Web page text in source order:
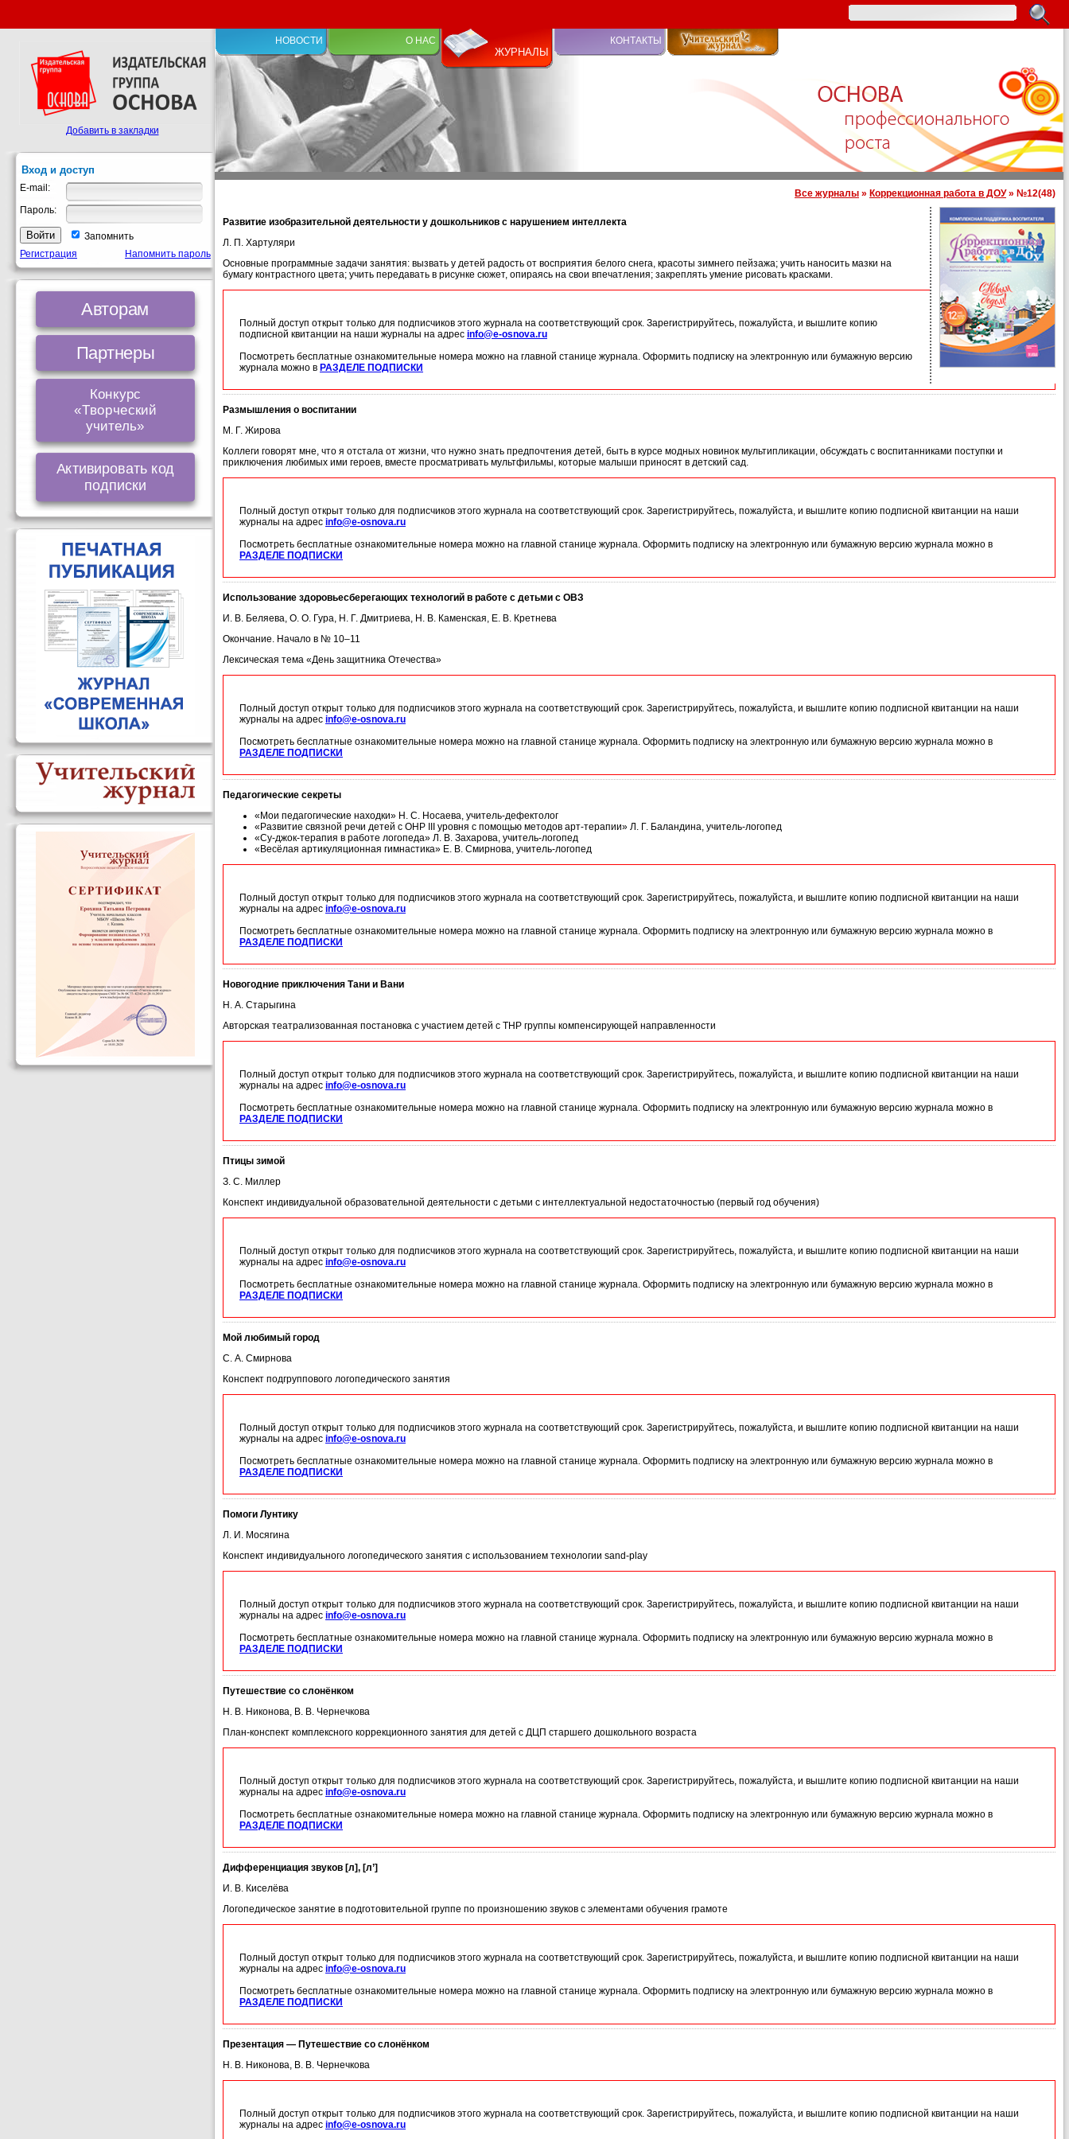
НОВОСТИ О НАС
ЖУРНАЛЫ
КОНТАКТЫ
Все журналы » Коррекционная работа в ДОУ» №12(48)
Развитие изобразительной деятельности у дошкольников с нарушением интеллекта
Л. П. Хартуляри
Основные программные задачи занятия: вызвать у детей радость от восприятия белого снега, красоты зимнего пейзажа; учить наносить мазки на
бумагу контрастного цвета; учить передавать в рисунке сюжет, опираясь на свои впечатления; закреплять умение рисовать красками.
Полный доступ открыт только для подписчиков этого журнала на соответствующий срок. Зарегистрируйтесь, пожалуйста, и вышлите копию
подписной квитанции на наши журналы на адрес info@e-osnova.ru
Посмотреть бесплатные ознакомительные номера можно на главной станице журнала. Оформить подписку на электронную или бумажную версию
журнала можно в РАЗДЕЛЕ ПОДПИСКИ
Размышления о воспитании
М. Г. Жирова
Коллеги говорят мне, что я отстала от жизни, что нужно знать предпочтения детей, быть в курсе модных новинок мультипликации, обсуждать с воспитанниками поступки и
приключения любимых ими героев, вместе просматривать мультфильмы, которые малыши приносят в детский сад.
Полный доступ открыт только для подписчиков этого журнала на соответствующий срок. Зарегистрируйтесь, пожалуйста, и вышлите копию подписной квитанции на наши
журналы на адрес info@e-osnova.ru
Посмотреть бесплатные ознакомительные номера можно на главной станице журнала. Оформить подписку на электронную или бумажную версию журнала можно в
РАЗДЕЛЕ ПОДПИСКИ
Использование здоровьесберегающих технологий в работе с детьми с ОВЗ
И. В. Беляева, О. О. Гура, Н. Г. Дмитриева, Н. В. Каменская, Е. В. Кретнева
Окончание. Начало в № 10–11
Лексическая тема «День защитника Отечества»
Полный доступ открыт только для подписчиков этого журнала на соответствующий срок. Зарегистрируйтесь, пожалуйста, и вышлите копию подписной квитанции на наши
журналы на адрес info@e-osnova.ru
Посмотреть бесплатные ознакомительные номера можно на главной станице журнала. Оформить подписку на электронную или бумажную версию журнала можно в
РАЗДЕЛЕ ПОДПИСКИ
Педагогические секреты
«Мои педагогические находки» Н. С. Носаева, учитель-дефектолог
«Развитие связной речи детей с ОНР III уровня с помощью методов арт-терапии» Л. Г. Баландина, учитель-логопед
«Су-джок-терапия в работе логопеда» Л. В. Захарова, учитель-логопед
«Весёлая артикуляционная гимнастика» Е. В. Смирнова, учитель-логопед
Полный доступ открыт только для подписчиков этого журнала на соответствующий срок. Зарегистрируйтесь, пожалуйста, и вышлите копию подписной квитанции на наши
журналы на адрес info@e-osnova.ru
Посмотреть бесплатные ознакомительные номера можно на главной станице журнала. Оформить подписку на электронную или бумажную версию журнала можно в
РАЗДЕЛЕ ПОДПИСКИ
Новогодние приключения Тани и Вани
Н. А. Старыгина
Авторская театрализованная постановка с участием детей с ТНР группы компенсирующей направленности
Полный доступ открыт только для подписчиков этого журнала на соответствующий срок. Зарегистрируйтесь, пожалуйста, и вышлите копию подписной квитанции на наши
журналы на адрес info@e-osnova.ru
Посмотреть бесплатные ознакомительные номера можно на главной станице журнала. Оформить подписку на электронную или бумажную версию журнала можно в
РАЗДЕЛЕ ПОДПИСКИ
Птицы зимой
З. С. Миллер
Конспект индивидуальной образовательной деятельности с детьми с интеллектуальной недостаточностью (первый год обучения)
Полный доступ открыт только для подписчиков этого журнала на соответствующий срок. Зарегистрируйтесь, пожалуйста, и вышлите копию подписной квитанции на наши
журналы на адрес info@e-osnova.ru
Посмотреть бесплатные ознакомительные номера можно на главной станице журнала. Оформить подписку на электронную или бумажную версию журнала можно в
РАЗДЕЛЕ ПОДПИСКИ
Мой любимый город
С. А. Смирнова
Конспект подгруппового логопедического занятия
Полный доступ открыт только для подписчиков этого журнала на соответствующий срок. Зарегистрируйтесь, пожалуйста, и вышлите копию подписной квитанции на наши
журналы на адрес info@e-osnova.ru
Посмотреть бесплатные ознакомительные номера можно на главной станице журнала. Оформить подписку на электронную или бумажную версию журнала можно в
РАЗДЕЛЕ ПОДПИСКИ
Помоги Лунтику
Л. И. Мосягина
Конспект индивидуального логопедического занятия с использованием технологии sand-play
Полный доступ открыт только для подписчиков этого журнала на соответствующий срок. Зарегистрируйтесь, пожалуйста, и вышлите копию подписной квитанции на наши
журналы на адрес info@e-osnova.ru
Посмотреть бесплатные ознакомительные номера можно на главной станице журнала. Оформить подписку на электронную или бумажную версию журнала можно в
РАЗДЕЛЕ ПОДПИСКИ
Путешествие со слонёнком
Н. В. Никонова, В. В. Чернечкова
План-конспект комплексного коррекционного занятия для детей с ДЦП старшего дошкольного возраста
Полный доступ открыт только для подписчиков этого журнала на соответствующий срок. Зарегистрируйтесь, пожалуйста, и вышлите копию подписной квитанции на наши
журналы на адрес info@e-osnova.ru
Посмотреть бесплатные ознакомительные номера можно на главной станице журнала. Оформить подписку на электронную или бумажную версию журнала можно в
РАЗДЕЛЕ ПОДПИСКИ
Дифференциация звуков [л], [л’]
И. В. Киселёва
Логопедическое занятие в подготовительной группе по произношению звуков с элементами обучения грамоте
Полный доступ открыт только для подписчиков этого журнала на соответствующий срок. Зарегистрируйтесь, пожалуйста, и вышлите копию подписной квитанции на наши
журналы на адрес info@e-osnova.ru
Посмотреть бесплатные ознакомительные номера можно на главной станице журнала. Оформить подписку на электронную или бумажную версию журнала можно в
РАЗДЕЛЕ ПОДПИСКИ
Презентация — Путешествие со слонёнком
Н. В. Никонова, В. В. Чернечкова
Полный доступ открыт только для подписчиков этого журнала на соответствующий срок. Зарегистрируйтесь, пожалуйста, и вышлите копию подписной квитанции на наши
журналы на адрес info@e-osnova.ru
Добавить в закладки
Вход и доступ
E-mail:
Пароль:
Запомнить
Регистрация
Напомнить пароль
Авторам
Партнеры
Конкурс
«Творческий
учитель»
Активировать код
подписки